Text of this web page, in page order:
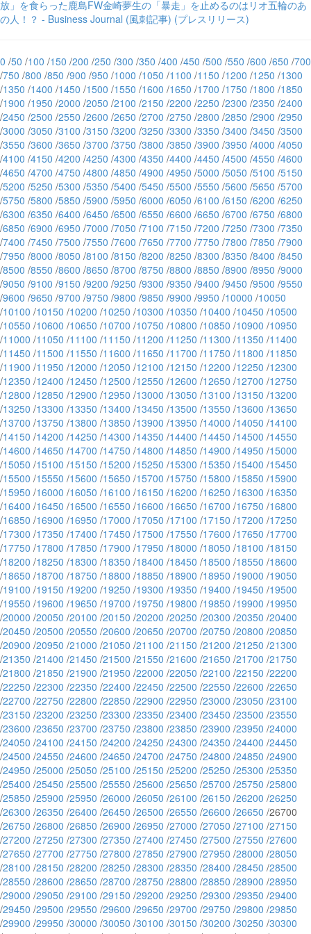
放」を食らった鹿島FW金崎夢生の「暴走」を止めるのはリオ五輪のあ
の人！？ - Business Journal (風刺記事) (プレスリリース)
0 /50 /100 /150 /200 /250 /300 /350 /400 /450 /500 /550 /600 /650 /700
/750 /800 /850 /900 /950 /1000 /1050 /1100 /1150 /1200 /1250 /1300
/1350 /1400 /1450 /1500 /1550 /1600 /1650 /1700 /1750 /1800 /1850
/1900 /1950 /2000 /2050 /2100 /2150 /2200 /2250 /2300 /2350 /2400
/2450 /2500 /2550 /2600 /2650 /2700 /2750 /2800 /2850 /2900 /2950
/3000 /3050 /3100 /3150 /3200 /3250 /3300 /3350 /3400 /3450 /3500
/3550 /3600 /3650 /3700 /3750 /3800 /3850 /3900 /3950 /4000 /4050
/4100 /4150 /4200 /4250 /4300 /4350 /4400 /4450 /4500 /4550 /4600
/4650 /4700 /4750 /4800 /4850 /4900 /4950 /5000 /5050 /5100 /5150
/5200 /5250 /5300 /5350 /5400 /5450 /5500 /5550 /5600 /5650 /5700
/5750 /5800 /5850 /5900 /5950 /6000 /6050 /6100 /6150 /6200 /6250
/6300 /6350 /6400 /6450 /6500 /6550 /6600 /6650 /6700 /6750 /6800
/6850 /6900 /6950 /7000 /7050 /7100 /7150 /7200 /7250 /7300 /7350
/7400 /7450 /7500 /7550 /7600 /7650 /7700 /7750 /7800 /7850 /7900
/7950 /8000 /8050 /8100 /8150 /8200 /8250 /8300 /8350 /8400 /8450
/8500 /8550 /8600 /8650 /8700 /8750 /8800 /8850 /8900 /8950 /9000
/9050 /9100 /9150 /9200 /9250 /9300 /9350 /9400 /9450 /9500 /9550
/9600 /9650 /9700 /9750 /9800 /9850 /9900 /9950 /10000 /10050
/10100 /10150 /10200 /10250 /10300 /10350 /10400 /10450 /10500
/10550 /10600 /10650 /10700 /10750 /10800 /10850 /10900 /10950
/11000 /11050 /11100 /11150 /11200 /11250 /11300 /11350 /11400
/11450 /11500 /11550 /11600 /11650 /11700 /11750 /11800 /11850
/11900 /11950 /12000 /12050 /12100 /12150 /12200 /12250 /12300
/12350 /12400 /12450 /12500 /12550 /12600 /12650 /12700 /12750
/12800 /12850 /12900 /12950 /13000 /13050 /13100 /13150 /13200
/13250 /13300 /13350 /13400 /13450 /13500 /13550 /13600 /13650
/13700 /13750 /13800 /13850 /13900 /13950 /14000 /14050 /14100
/14150 /14200 /14250 /14300 /14350 /14400 /14450 /14500 /14550
/14600 /14650 /14700 /14750 /14800 /14850 /14900 /14950 /15000
/15050 /15100 /15150 /15200 /15250 /15300 /15350 /15400 /15450
/15500 /15550 /15600 /15650 /15700 /15750 /15800 /15850 /15900
/15950 /16000 /16050 /16100 /16150 /16200 /16250 /16300 /16350
/16400 /16450 /16500 /16550 /16600 /16650 /16700 /16750 /16800
/16850 /16900 /16950 /17000 /17050 /17100 /17150 /17200 /17250
/17300 /17350 /17400 /17450 /17500 /17550 /17600 /17650 /17700
/17750 /17800 /17850 /17900 /17950 /18000 /18050 /18100 /18150
/18200 /18250 /18300 /18350 /18400 /18450 /18500 /18550 /18600
/18650 /18700 /18750 /18800 /18850 /18900 /18950 /19000 /19050
/19100 /19150 /19200 /19250 /19300 /19350 /19400 /19450 /19500
/19550 /19600 /19650 /19700 /19750 /19800 /19850 /19900 /19950
/20000 /20050 /20100 /20150 /20200 /20250 /20300 /20350 /20400
/20450 /20500 /20550 /20600 /20650 /20700 /20750 /20800 /20850
/20900 /20950 /21000 /21050 /21100 /21150 /21200 /21250 /21300
/21350 /21400 /21450 /21500 /21550 /21600 /21650 /21700 /21750
/21800 /21850 /21900 /21950 /22000 /22050 /22100 /22150 /22200
/22250 /22300 /22350 /22400 /22450 /22500 /22550 /22600 /22650
/22700 /22750 /22800 /22850 /22900 /22950 /23000 /23050 /23100
/23150 /23200 /23250 /23300 /23350 /23400 /23450 /23500 /23550
/23600 /23650 /23700 /23750 /23800 /23850 /23900 /23950 /24000
/24050 /24100 /24150 /24200 /24250 /24300 /24350 /24400 /24450
/24500 /24550 /24600 /24650 /24700 /24750 /24800 /24850 /24900
/24950 /25000 /25050 /25100 /25150 /25200 /25250 /25300 /25350
/25400 /25450 /25500 /25550 /25600 /25650 /25700 /25750 /25800
/25850 /25900 /25950 /26000 /26050 /26100 /26150 /26200 /26250
/26300 /26350 /26400 /26450 /26500 /26550 /26600 /26650 /26700
/26750 /26800 /26850 /26900 /26950 /27000 /27050 /27100 /27150
/27200 /27250 /27300 /27350 /27400 /27450 /27500 /27550 /27600
/27650 /27700 /27750 /27800 /27850 /27900 /27950 /28000 /28050
/28100 /28150 /28200 /28250 /28300 /28350 /28400 /28450 /28500
/28550 /28600 /28650 /28700 /28750 /28800 /28850 /28900 /28950
/29000 /29050 /29100 /29150 /29200 /29250 /29300 /29350 /29400
/29450 /29500 /29550 /29600 /29650 /29700 /29750 /29800 /29850
/29900 /29950 /30000 /30050 /30100 /30150 /30200 /30250 /30300